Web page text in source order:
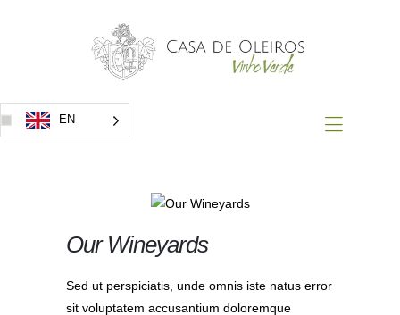
EN
Eventos
Our Wineyards
Sed ut perspiciatis, unde omnis iste natus error
sit voluptatem accusantium doloremque